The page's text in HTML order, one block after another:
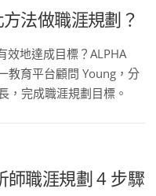
法做職涯規劃？
效地達成目標？ALPHA
教育平台顧問 Young，分
，完成職涯規劃目標。
師職涯規劃 4 步驟